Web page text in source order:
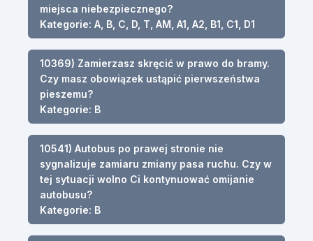
miejsca niebezpiecznego?
Kategorie: A, B, C, D, T, AM, A1, A2, B1, C1, D1
10369) Zamierzasz skręcić w prawo do bramy.
Czy masz obowiązek ustąpić pierwszeństwa
pieszemu?
Kategorie: B
10541) Autobus po prawej stronie nie
sygnalizuje zamiaru zmiany pasa ruchu. Czy w
tej sytuacji wolno Ci kontynuować omijanie
autobusu?
Kategorie: B